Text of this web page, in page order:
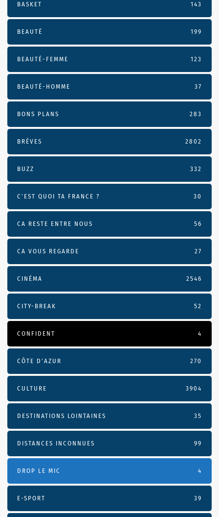
BASKET 143
BEAUTÉ 199
BEAUTÉ-FEMME 123
BEAUTÉ-HOMME 37
BONS PLANS 283
BRÈVES 2802
BUZZ 332
C'EST QUOI TA FRANCE ? 30
CA RESTE ENTRE NOUS 56
CA VOUS REGARDE 27
CINÉMA 2546
CITY-BREAK 52
CONFIDENT 4
CÔTE D’AZUR 270
CULTURE 3904
DESTINATIONS LOINTAINES 35
DISTANCES INCONNUES 99
DROP LE MIC 4
E-SPORT 39